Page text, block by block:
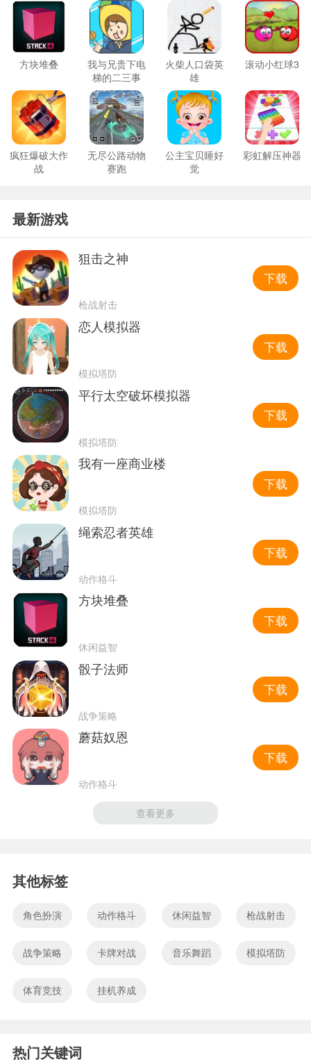
方块堆叠
我与兄贵下电
梯的二三事
火柴人口袋英
雄
滚动小红球3
疯狂爆破大作
战
无尽公路动物
赛跑
公主宝贝睡好
觉
彩虹解压神器
最新游戏
狙击之神
枪战射击
下载
恋人模拟器
模拟塔防
下载
平行太空破坏模拟器
模拟塔防
下载
我有一座商业楼
模拟塔防
下载
绳索忍者英雄
动作格斗
下载
方块堆叠
休闲益智
下载
骰子法师
战争策略
下载
蘑菇奴恩
动作格斗
下载
查看更多
其他标签
角色扮演 动作格斗 休闲益智 枪战射击
战争策略 卡牌对战 音乐舞蹈 模拟塔防
体育竞技 挂机养成
热门关键词